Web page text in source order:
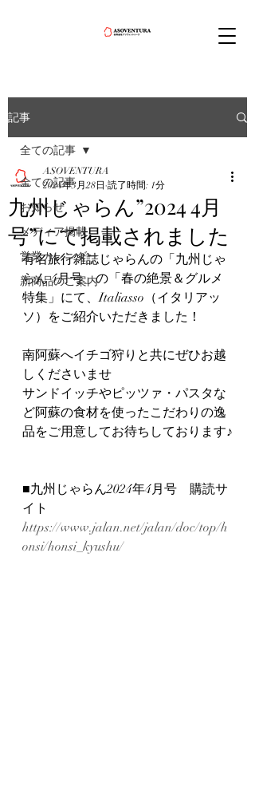
記事
全ての記事
お知らせ
メディア掲載
営業カレンダー
新商品のご案内
全ての記事
九州じゃらん”2024 4月
号”にて掲載されました
ASOVENTURA
2024年3月28日 読了時間: 1分
有名旅行雑誌じゃらんの「九州じゃ
らん 4月号」の「春の絶景＆グルメ
特集」にて、Italiasso（イタリアッ
ソ）をご紹介いただきました！
南阿蘇へイチゴ狩りと共にぜひお越
しくださいませ
サンドイッチやピッツァ・パスタな
ど阿蘇の食材を使ったこだわりの逸
品をご用意してお待ちしております♪
■九州じゃらん2024年4月号　購読サ
イト
https://www.jalan.net/jalan/doc/top/h
onsi/honsi_kyushu/